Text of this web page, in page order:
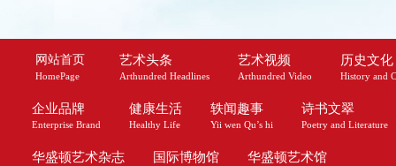
网站首页
HomePage
艺术头条
Arthundred Headlines
艺术视频
Arthundred Video
历史文化
History and
企业品牌
Enterprise Brand
健康生活
Healthy Life
轶闻趣事
Yii wen Qu’s hi
诗书文翠
Poetry and Literature
华盛顿艺术杂志 国际博物馆 华盛顿艺术馆